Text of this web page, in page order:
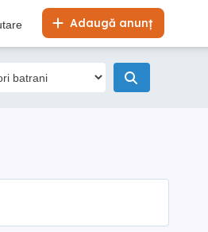
Adaugă anunț